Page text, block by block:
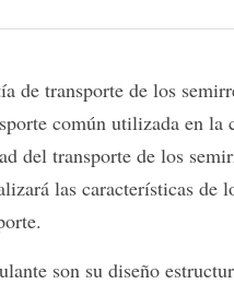
de transporte de los
común utilizada en
del transporte de los
las características de
son su diseño